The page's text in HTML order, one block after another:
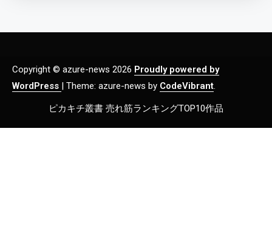
Copyright © azure-news 2026 Proudly powered by
WordPress | Theme: azure-news by CodeVibrant.
ピカキチ叢書 売れ筋ランキングTOP10作品